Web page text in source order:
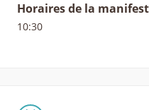
Horaires de la
10:30